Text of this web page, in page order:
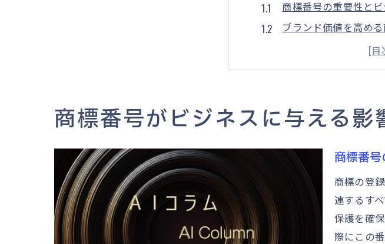
商標番号の重要性と
ブランド価値を高め
競争市場での商標の
商標番号がもたらす
消費者信頼を得るた
商標番号確認のプロセス
商標番号確認の基本
確認プロセスにおけ
商標番号確認時の注意
効率的な商標番号確
プロフェッショナル
商標番号がビジネスに与える影
商標番
商標の登
連するす
保護を確
際にこの